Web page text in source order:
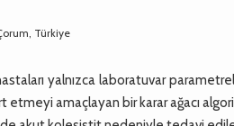
Türkiye
yalnızca laboratuvar
amaçlayan bir karar ağacı